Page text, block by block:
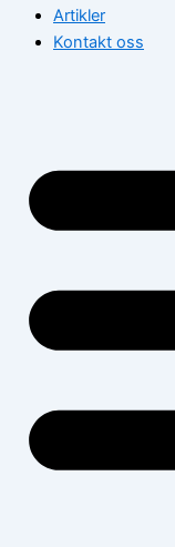
Artikler
Kontakt oss